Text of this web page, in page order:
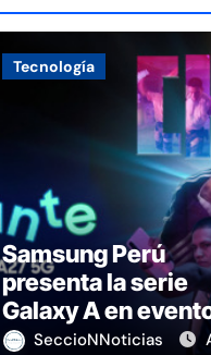
Tecnología
Samsung Perú
presenta la serie
Galaxy A en
de K-Pop
SeccioNNoticias